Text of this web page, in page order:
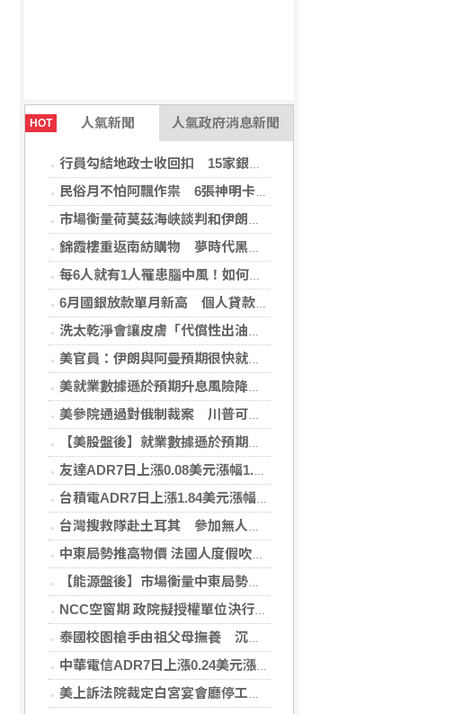
HOT 人氣新聞 人氣政府消息新聞
行員勾結地政士收回扣 15家銀行60多人涉案
民俗月不怕阿飄作祟 6張神明卡護佑平安
市場衡量荷莫茲海峽談判和伊朗局勢 油價走高
錦霞樓重返南紡購物 夢時代黑毛屋新開張
每6人就有1人罹患腦中風！如何預防中風？危險因子與治療新進展
6月國銀放款單月新高 個人貸款暴增2575億
洗太乾淨會讓皮膚「代償性出油」？2招擺脫外油內乾的穩膚對策
美官員：伊朗與阿曼預期很快就荷莫茲海峽達成協議
美就業數據遜於預期升息風險降低 美股收紅
美參院通過對俄制裁案 川普可課俄商品最高500%關稅
【美股盤後】就業數據遜於預期升息風險降 收紅
友達ADR7日上漲0.08美元漲幅1.06%折台股24.70元
台積電ADR7日上漲1.84美元漲幅0.44%折台股2712.45元
台灣搜救隊赴土耳其 參加無人機整合激流救援訓練
中東局勢推高物價 法國人度假吹起「平價風」
【能源盤後】市場衡量中東局勢 油價走高
NCC空窗期 政院擬授權單位決行藍牙器材等業務
泰國校園槍手由祖父母撫養 沉默少友案發前疑遭霸凌
中華電信ADR7日上漲0.24美元漲幅0.57%折台股137.29元
美上訴法院裁定白宮宴會廳停工 川普誓言上訴最高院